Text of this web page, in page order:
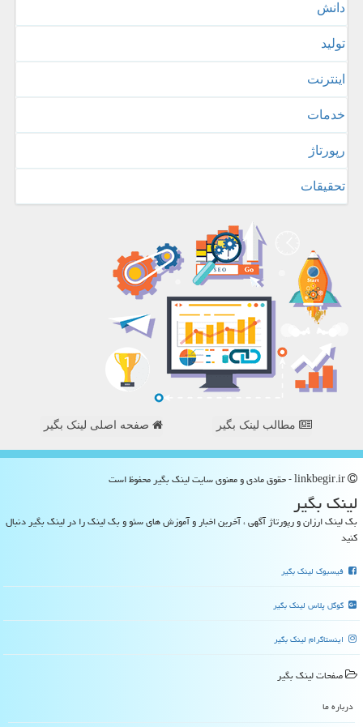
دانش
تولید
اینترنت
خدمات
رپورتاژ
تحقیقات
مطالب لینک بگیر صفحه اصلی لینک بگیر
لینك بگیر
بک لینک ارزان و رپورتاژ آگهی ، آخرین اخبار و آموزش های سئو و بک لینک را در لینک بگیر دنبال
کنید
فیسبوک لینک بگیر
گوگل پلاس لینک بگیر
اینستاگرام لینک بگیر
صفحات لینك بگیر
درباره ما